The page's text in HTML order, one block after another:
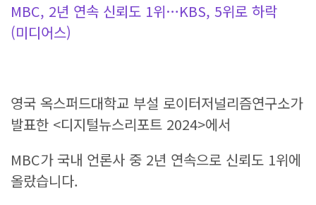
MBC, 2년 연속 신뢰도 1위…KBS, 5위로 하락
(미디어스)
영국 옥스퍼드대학교 부설 로이터저널리즘연구소가
발표한 <디지털뉴스리포트 2024>에서
MBC가 국내 언론사 중 2년 연속으로 신뢰도 1위에
올랐습니다.